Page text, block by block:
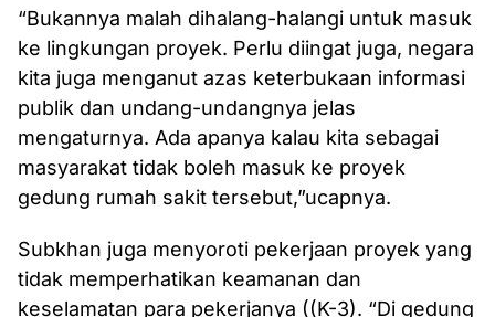
“Bukannya malah dihalang-halangi untuk masuk
ke lingkungan proyek. Perlu diingat juga, negara
kita juga menganut azas keterbukaan informasi
publik dan undang-undangnya jelas
mengaturnya. Ada apanya kalau kita sebagai
masyarakat tidak boleh masuk ke proyek
gedung rumah sakit tersebut,”ucapnya.
Subkhan juga menyoroti pekerjaan proyek yang
tidak memperhatikan keamanan dan
keselamatan para pekerjanya ((K-3). “Di gedung